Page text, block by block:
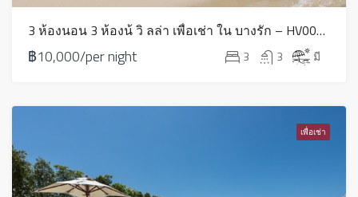
3 ห้องนอน 3 ห้องน้ วิ ลล่า เพื่อเช่า ใน บางรัก – HV0013
฿10,000/per night 3 3 มี
เพื่อเช่า